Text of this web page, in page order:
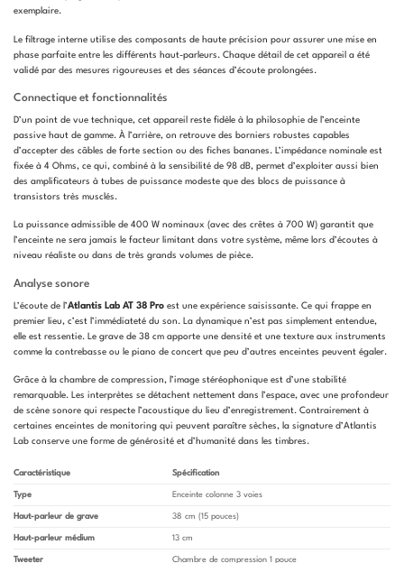
exemplaire.
Le filtrage interne utilise des composants de haute précision pour assurer une mise en
phase parfaite entre les différents haut-parleurs. Chaque détail de cet appareil a été
validé par des mesures rigoureuses et des séances d’écoute prolongées.
Connectique et fonctionnalités
D’un point de vue technique, cet appareil reste fidèle à la philosophie de l’enceinte
passive haut de gamme. À l’arrière, on retrouve des borniers robustes capables
d’accepter des câbles de forte section ou des fiches bananes. L’impédance nominale est
fixée à 4 Ohms, ce qui, combiné à la sensibilité de 98 dB, permet d’exploiter aussi bien
des amplificateurs à tubes de puissance modeste que des blocs de puissance à
transistors très musclés.
La puissance admissible de 400 W nominaux (avec des crêtes à 700 W) garantit que
l’enceinte ne sera jamais le facteur limitant dans votre système, même lors d’écoutes à
niveau réaliste ou dans de très grands volumes de pièce.
Analyse sonore
L’écoute de l’Atlantis Lab AT 38 Pro est une expérience saisissante. Ce qui frappe en
premier lieu, c’est l’immédiateté du son. La dynamique n’est pas simplement entendue,
elle est ressentie. Le grave de 38 cm apporte une densité et une texture aux instruments
comme la contrebasse ou le piano de concert que peu d’autres enceintes peuvent égaler.
Grâce à la chambre de compression, l’image stéréophonique est d’une stabilité
remarquable. Les interprètes se détachent nettement dans l’espace, avec une profondeur
de scène sonore qui respecte l’acoustique du lieu d’enregistrement. Contrairement à
certaines enceintes de monitoring qui peuvent paraître sèches, la signature d’Atlantis
Lab conserve une forme de générosité et d’humanité dans les timbres.
Caractéristique Spécification
Type Enceinte colonne 3 voies
Haut-parleur de grave 38 cm (15 pouces)
Haut-parleur médium 13 cm
Tweeter Chambre de compression 1 pouce